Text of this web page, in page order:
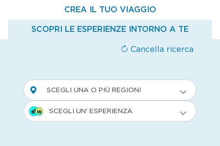
CREA IL TUO VIAGGIO
SCOPRI LE ESPERIENZE INTORNO A TE
Cancella ricerca
SCEGLI UNA O PIÙ REGIONI
SCEGLI UN' ESPERIENZA